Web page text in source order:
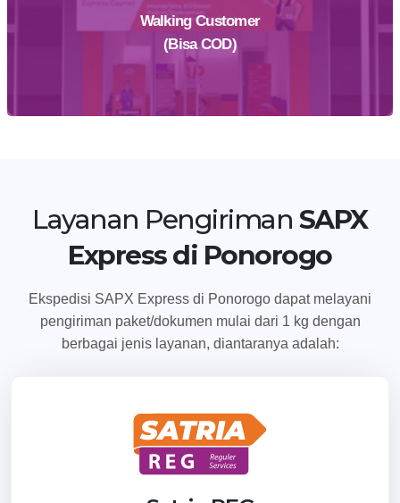
Daftar Sekarang
Walking Customer
(Bisa COD)
Layanan Pengiriman SAPX
Express di Ponorogo
Ekspedisi SAPX Express di Ponorogo dapat melayani
pengiriman paket/dokumen mulai dari 1 kg dengan
berbagai jenis layanan, diantaranya adalah: